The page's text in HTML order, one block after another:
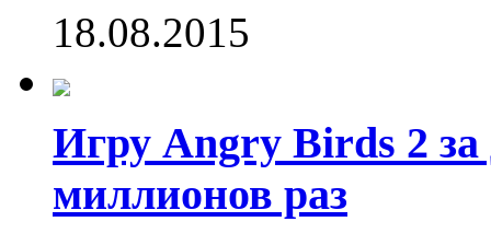
18.08.2015
Игру Angry Birds 2 за
миллионов раз